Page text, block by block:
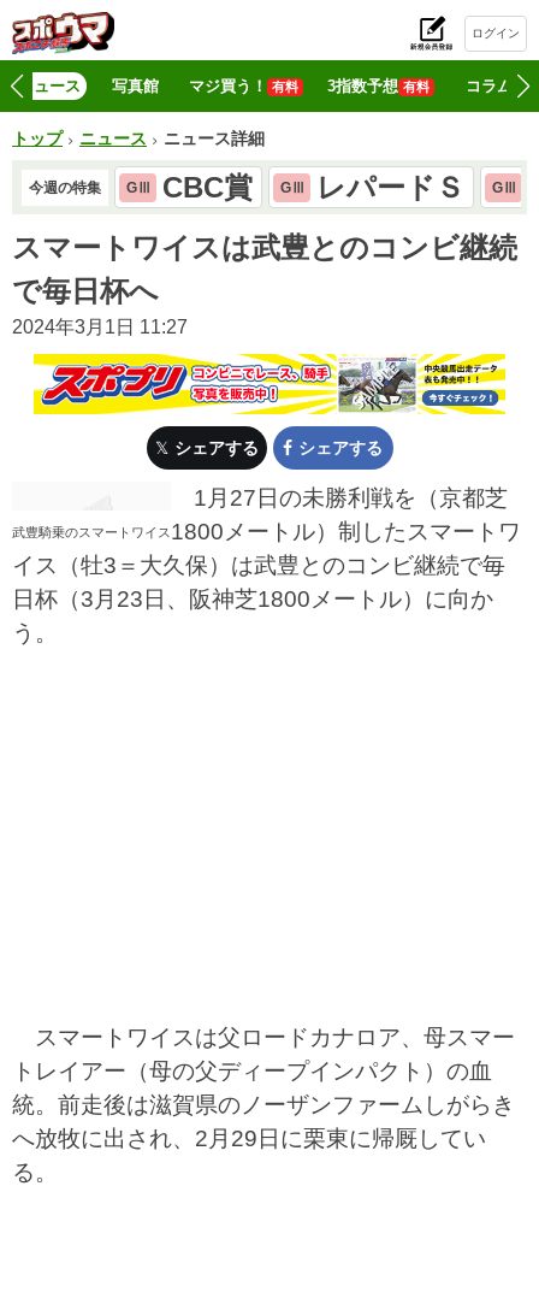
ログイン
ニュース 写真館 マジ買う！ 有料 3指数予想 有料 コラム
トップ ニュース ニュース詳細
今週の特集 GⅢ CBC賞 GⅢ レパードＳ GⅢ
スマートワイスは武豊とのコンビ継続
で毎日杯へ
2024年3月1日 11:27
シェアする シェアする
武豊騎乗のスマートワイス
1月27日の未勝利戦を（京都芝
1800メートル）制したスマートワ
イス（牡3＝大久保）は武豊とのコンビ継続で毎
日杯（3月23日、阪神芝1800メートル）に向か
う。
スマートワイスは父ロードカナロア、母スマー
トレイアー（母の父ディープインパクト）の血
統。前走後は滋賀県のノーザンファームしがらき
へ放牧に出され、2月29日に栗東に帰厩してい
る。